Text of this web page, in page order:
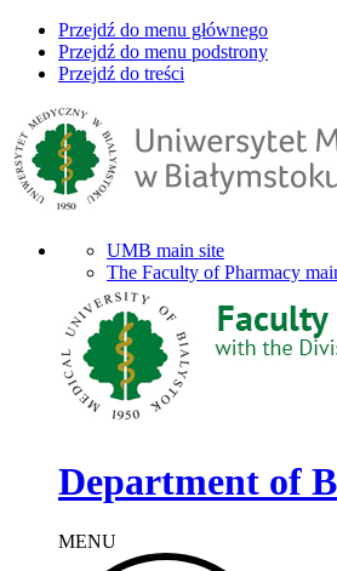
Przejdź do menu głównego
Przejdź do menu podstrony
Przejdź do treści
UMB main site
The Faculty of Pharmacy
Department of
MENU